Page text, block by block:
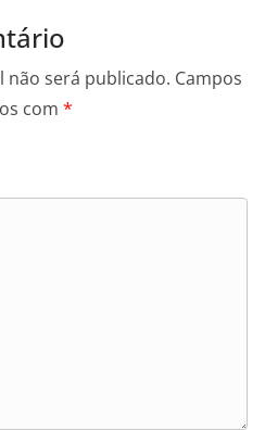
não será publicado. Campos
com *